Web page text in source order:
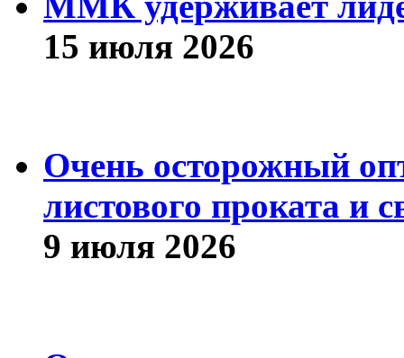
15 июля 2026
Очень осторожный
листового проката и
9 июля 2026